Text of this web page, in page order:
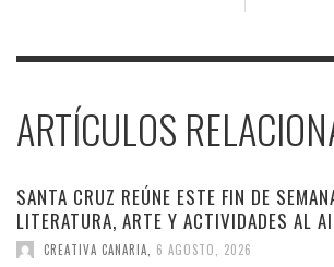
ARTÍCULOS
SANTA CRUZ REÚNE ESTE FIN DE
LITERATURA, ARTE Y ACTIVIDADES AL
CREATIVA CANARIA 6 AGOSTO, 2026